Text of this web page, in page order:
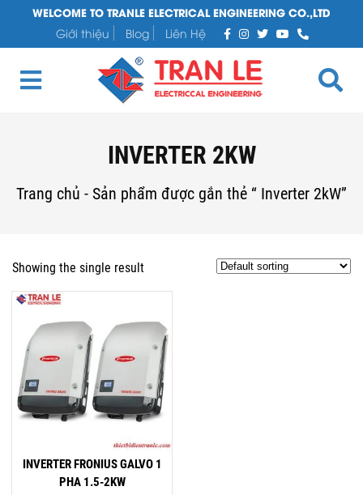
WELCOME TO TRANLE ELECTRICAL ENGINEERING CO.,LTD
Giới thiệu
Blog Liên Hệ
INVERTER 2KW
Trang chủ - Sản phẩm được gắn thẻ “ Inverter 2kW”
Showing the single result
INVERTER FRONIUS GALVO 1
PHA 1.5-2KW